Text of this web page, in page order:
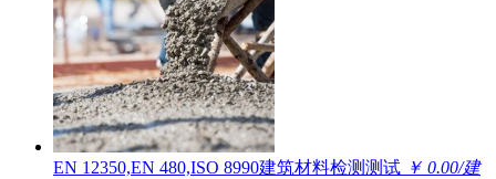
EN 12350,EN 480,ISO 8990建筑材料检测测试 ￥ 0.00/建